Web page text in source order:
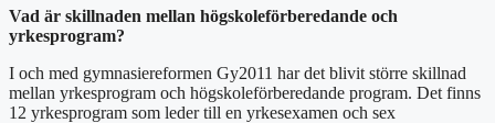
Vad är skillnaden mellan högskoleförberedande och
yrkesprogram?
I och med gymnasiereformen Gy2011 har det blivit större skillnad
mellan yrkesprogram och högskoleförberedande program. Det finns
12 yrkesprogram som leder till en yrkesexamen och sex